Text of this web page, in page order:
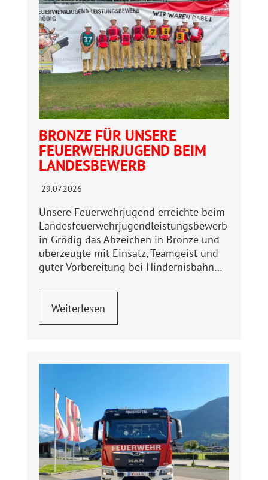
BRONZE FÜR UNSERE
FEUERWEHRJUGEND BEIM
LANDESBEWERB
29.07.2026
Unsere Feuerwehrjugend erreichte beim
Landesfeuerwehrjugendleistungsbewerb
in Grödig das Abzeichen in Bronze und
überzeugte mit Einsatz, Teamgeist und
guter Vorbereitung bei Hindernisbahn…
Weiterlesen